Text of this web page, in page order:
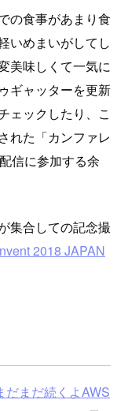
の食事があまり食
いめまいがしてし
美味しくて一気に
ギャッターを更新
ェックしたり、こ
れた「カンファレ
信に参加する余
集合しての記念撮
2018 JAPAN
だまだ続くよAWS